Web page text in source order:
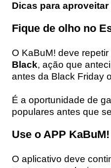
Dicas para
Fique de olho no
O KaBuM! deve
Black, ação que
antes da Black Friday
É a oportunidade de
populares antes que
Use o APP KaBuM!
O aplicativo deve